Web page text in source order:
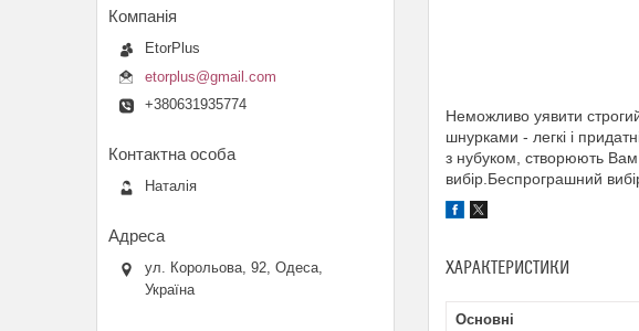
Неможливо уявити
шнурками - легкі і
з нубуком, створюють
вибір.Беспрограшний
ХАРАКТЕРИСТИКИ
Основні
EtorPlus
etorplus@gmail.com
+380631935774
Наталія
ул. Корольова, 92, Одеса,
Україна